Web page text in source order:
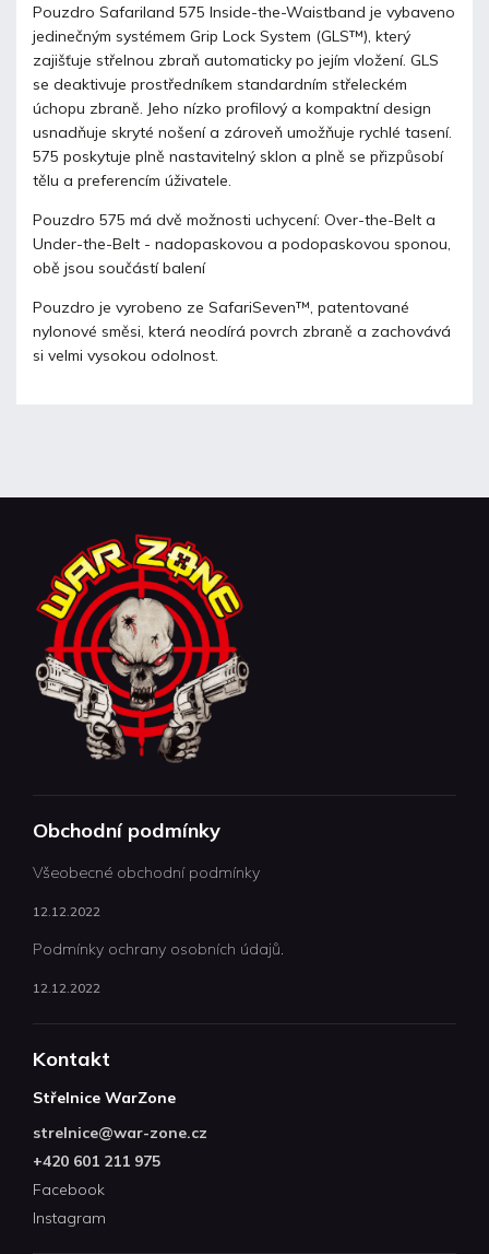
Pouzdro Safariland 575 Inside-the-Waistband je vybaveno
jedinečným systémem Grip Lock System (GLS™), který
zajišťuje střelnou zbraň automaticky po jejím vložení. GLS
se deaktivuje prostředníkem standardním střeleckém
úchopu zbraně. Jeho nízko profilový a kompaktní design
usnadňuje skryté nošení a zároveň umožňuje rychlé tasení.
575 poskytuje plně nastavitelný sklon a plně se přizpůsobí
tělu a preferencím úživatele.
Pouzdro 575 má dvě možnosti uchycení: Over-the-Belt a
Under-the-Belt - nadopaskovou a podopaskovou sponou,
obě jsou součástí balení
Pouzdro je vyrobeno ze SafariSeven™, patentované
nylonové směsi, která neodírá povrch zbraně a zachovává
si velmi vysokou odolnost.
Obchodní podmínky
Všeobecné obchodní podmínky
12.12.2022
Podmínky ochrany osobních údajů.
12.12.2022
Kontakt
Střelnice WarZone
strelnice@war-zone.cz
+420 601 211 975
Facebook
Instagram